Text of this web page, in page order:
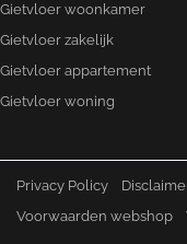
Gietvloer woonkamer
Gietvloer zakelijk
Gietvloer appartement
Gietvloer woning
Privacy Policy
Voorwaarden webshop